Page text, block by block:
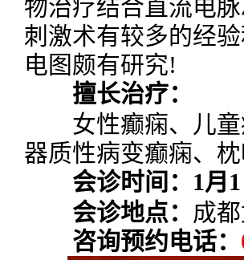
物治疗结合直流电
刺激术有较多的经
电图颇有研究!
擅长治疗：
女性癫痫、儿童
器质性病变癫痫、
会诊时间：1月1
会诊地点： 成
咨询预约电话：